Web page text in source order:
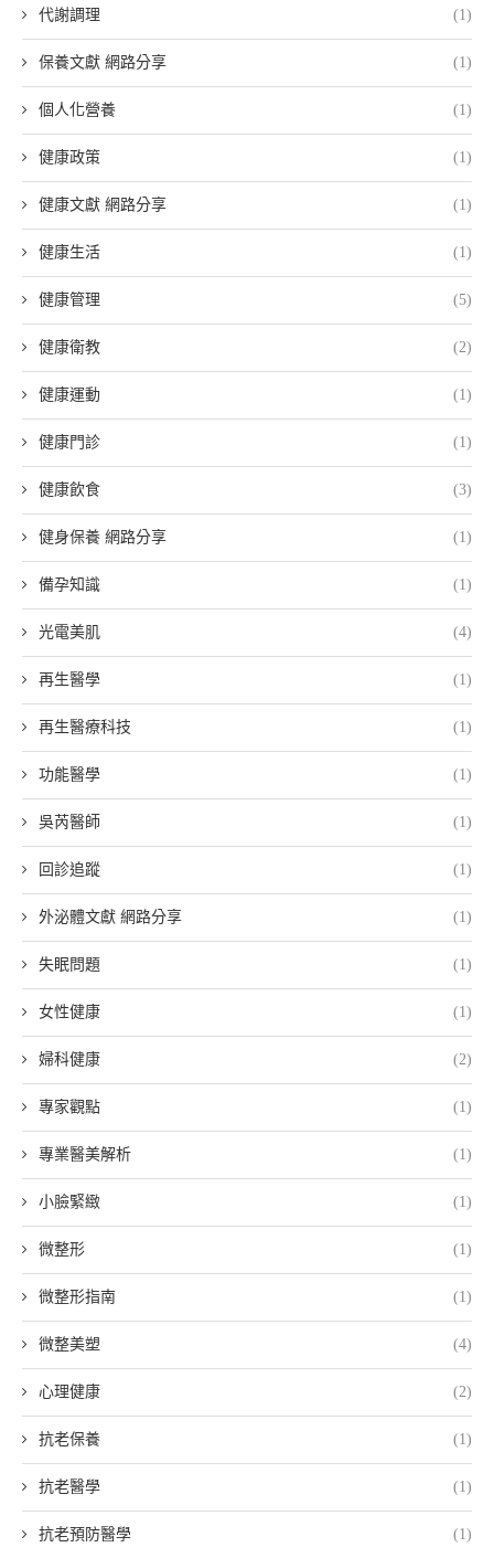
代謝調理 (1)
保養文獻 網路分享 (1)
個人化營養 (1)
健康政策 (1)
健康文獻 網路分享 (1)
健康生活 (1)
健康管理 (5)
健康衛教 (2)
健康運動 (1)
健康門診 (1)
健康飲食 (3)
健身保養 網路分享 (1)
備孕知識 (1)
光電美肌 (4)
再生醫學 (1)
再生醫療科技 (1)
功能醫學 (1)
吳芮醫師 (1)
回診追蹤 (1)
外泌體文獻 網路分享 (1)
失眠問題 (1)
女性健康 (1)
婦科健康 (2)
專家觀點 (1)
專業醫美解析 (1)
小臉緊緻 (1)
微整形 (1)
微整形指南 (1)
微整美塑 (4)
心理健康 (2)
抗老保養 (1)
抗老醫學 (1)
抗老預防醫學 (1)